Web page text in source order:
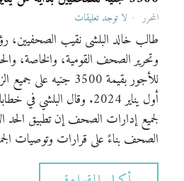
المحرر لا توجد تعليقات
طالب خالد البلشى نقيب الصحفيين،
وتحرير الصحف القومية، والخاصة،
للأجور بقيمة 3500
أول يناير 2024. وقال البلشي
لجميع إدارات الصحف إن تطبيق الحد
الصحف بناءً على قرارات وتوصيات